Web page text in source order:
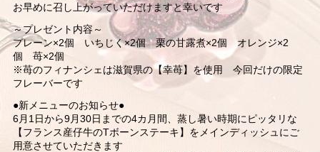
お早めに召し上がっていただけますと幸いです
～プレゼント内容～
プレーン×2個 いちじく×2個 栗の甘露煮×2個 オレンジ×2
個 苺×2個
※苺のフィナンシェは滋賀県の【幸苺】を使用 今回だけの限定
フレーバーです
●新メニューのお知らせ●
6月1日から9月30日までの4カ月間、蒸し暑い時期にピッタリな
【フランス産仔牛のTボーンステーキ】をメインディッシュにご
用意させていただきます